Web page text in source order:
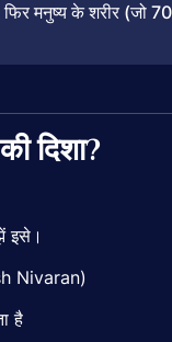
फिरमनुष्यकेशरीर (जो
कीदिशा?
इसे।
Nivaran)
है